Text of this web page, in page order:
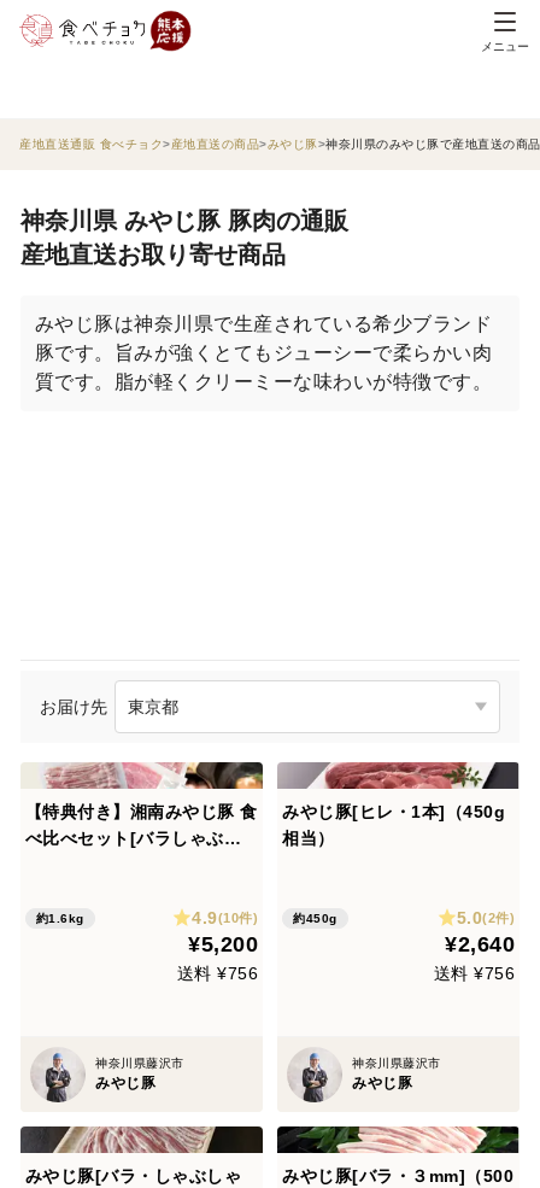
メニュー
産地直送通販 食べチョク 産地直送の商品 みやじ豚 神奈川県のみやじ豚で産地直送の商品
神奈川県 みやじ豚 豚肉の通販
産地直送お取り寄せ商品
みやじ豚は神奈川県で生産されている希少ブランド
豚です。旨みが強くとてもジューシーで柔らかい肉
質です。脂が軽くクリーミーな味わいが特徴です。
お届け先
【特典付き】湘南みやじ豚 食
べ比べセット[バラしゃぶ・
約1.6kg 4.9(10件)
¥5,200
送料 ¥756
神奈川県藤沢市
みやじ豚
みやじ豚[ヒレ・1本]（450g
相当）
約450g 5.0(2件)
¥2,640
送料 ¥756
神奈川県藤沢市
みやじ豚
みやじ豚[バラ・しゃぶしゃ
みやじ豚[バラ・３mm]（500